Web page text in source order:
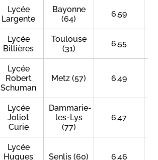
Lycée
Largente
Bayonne
(64)
6,59
Lycée
Billières
Toulouse
(31)
6,55
Lycée
Robert
Schuman
Metz (57) 6,49
Lycée
Joliot
Curie
Dammarie-
les-Lys
(77)
6,47
Lycée
Hugues
Senlis (60) 6,46